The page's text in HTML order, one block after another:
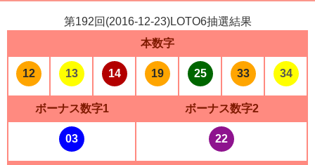
第192回(2016-12-23)LOTO6抽選結果
本数字
12 13 14 19 25 33 34
ボーナス数字1 ボーナス数字2
03 22